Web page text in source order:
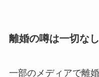
離婚の噂は一切な
一部のメディアで離